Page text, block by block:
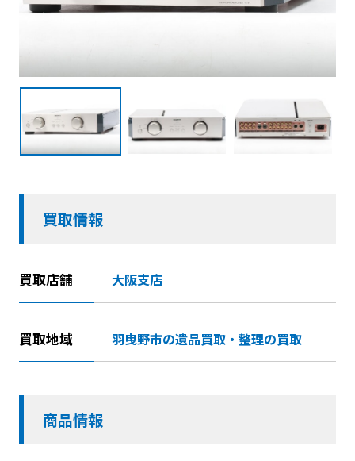
買取情報
買取店舗 大阪支店
買取地域 羽曳野市の遺品買取・整理の買取
商品情報